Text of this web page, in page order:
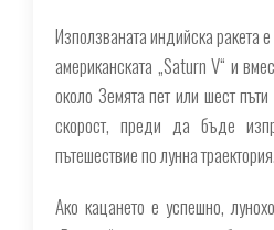
Използваната индийска ракета
американската „Saturn V“ и
около Земята пет или шест
скорост, преди да бъде
пътешествие по лунна траектория.
Ако кацането е успешно,